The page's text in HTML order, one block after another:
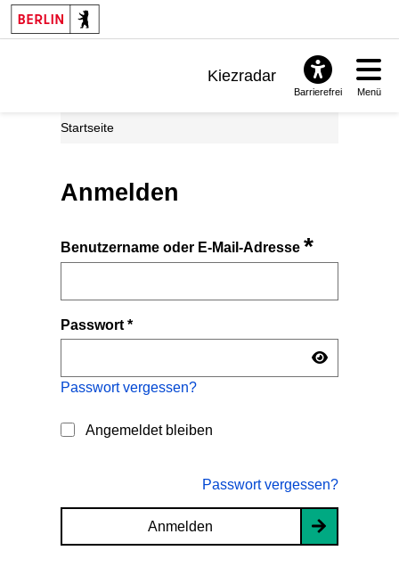
Kiezradar
Barrierefrei Menü
Startseite
Anmelden
Benutzername oder E-Mail-Adresse*
Passwort*
Passwort vergessen?
Angemeldet bleiben
Passwort vergessen?
Anmelden